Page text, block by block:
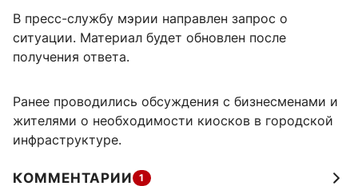
В пресс-службу мэрии направлен запрос о
ситуации. Материал будет обновлен после
получения ответа.
Ранее проводились обсуждения с бизнесменами и
жителями о необходимости киосков в городской
инфраструктуре.
КОММЕНТАРИИ 1